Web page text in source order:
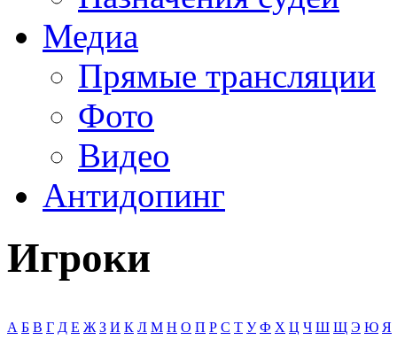
Медиа
Прямые трансляции
Фото
Видео
Антидопинг
Игроки
А Б В Г Д Е Ж З И К Л М Н О П Р С Т У Ф Х Ц Ч Ш Щ Э Ю Я